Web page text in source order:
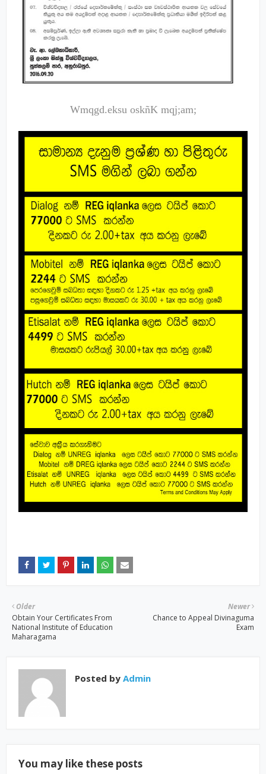
Wmqgd.eksu oskñK mqj;am;
Newer
Chance to Appeal Divinaguma
Exam
Older
Obtain Your Certificates From
National Institute of Education
Maharagama
Posted by Admin
You may like these posts